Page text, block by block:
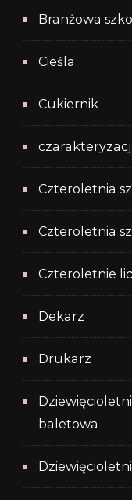
Branżowa
Cieśla
Cukiernik
Czteroletnia
Czteroletnia
Czteroletnie
Dekarz
Drukarz
baletowa